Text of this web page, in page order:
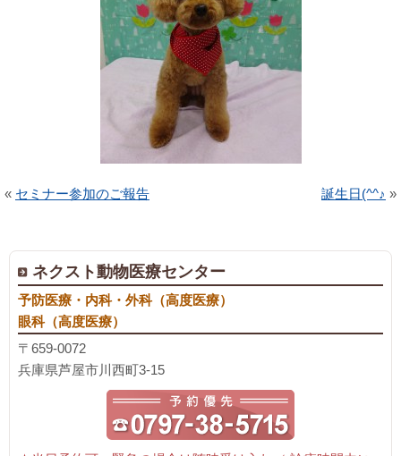
« セミナー参加のご報告 誕生日(^^♪ »
ネクスト動物医療センター
予防医療・内科・外科（高度医療）
眼科（高度医療）
〒659-0072
兵庫県芦屋市川西町3-15